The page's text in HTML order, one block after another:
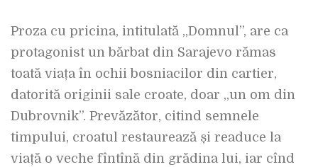
Proza cu pricina, intitulată „Domnul”, are ca
protagonist un bărbat din Sarajevo rămas
toată viața în ochii bosniacilor din cartier,
datorită originii sale croate, doar „un om din
Dubrovnik”. Prevăzător, citind semnele
timpului, croatul restaurează și readuce la
viață o veche fîntînă din grădina lui, iar cînd